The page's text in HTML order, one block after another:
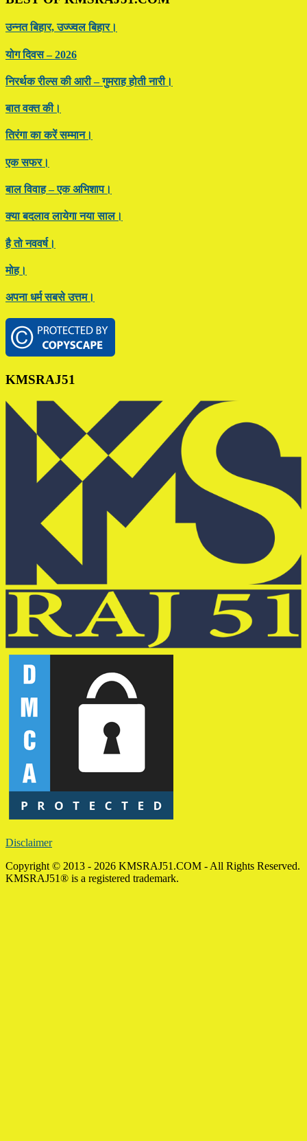
उन्नत बिहार, उज्ज्वल बिहार।
योग दिवस – 2026
निरर्थक रील्स की आरी – गुमराह होती नारी।
बात वक्त की।
तिरंगा का करें सम्मान।
एक सफर।
बाल विवाह – एक अभिशाप।
क्या बदलाव लायेगा नया साल।
है तो नववर्ष।
मोह।
अपना धर्म सबसे उत्तम।
Footer
KMSRAJ51
Disclaimer
Copyright © 2013 - 2026 KMSRAJ51.COM - All Rights Reserved.
KMSRAJ51® is a registered trademark.